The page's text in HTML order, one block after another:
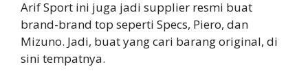
Arif Sport ini juga jadi supplier resmi buat
brand-brand top seperti Specs, Piero, dan
Mizuno. Jadi, buat yang cari barang original, di
sini tempatnya.